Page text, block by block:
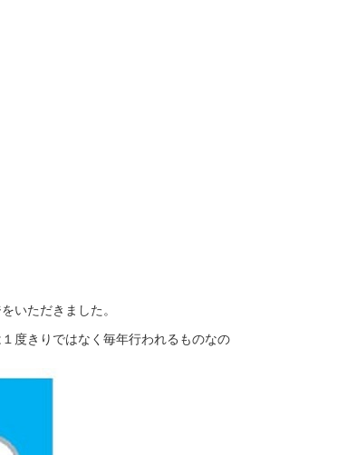
いただきました。
度きりではなく毎年行われるものなの